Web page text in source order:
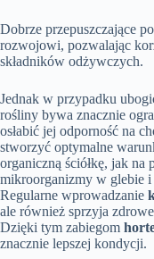
Dobrze przepuszczające
rozwojowi, pozwalając
składników odżywczych.
Jednak w przypadku
rośliny bywa znacznie
osłabić jej odporność na
stworzyć optymalne
organiczną ściółkę, jak na
mikroorganizmy w glebie
Regularne wprowadzanie
ale również sprzyja
Dzięki tym zabiegom
znacznie lepszej kondycji.